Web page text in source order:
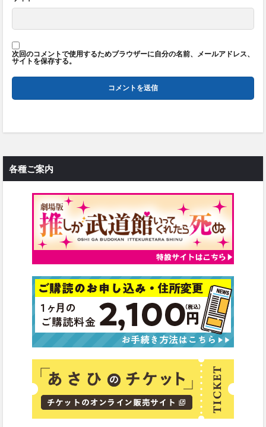
次回のコメントで使用するためブラウザーに自分の名前、メールアドレス、
サイトを保存する。
各種ご案内